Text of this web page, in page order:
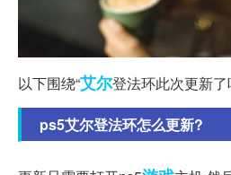
以下围绕“艾尔登法环此次更新
ps5艾尔登法环怎么更新?